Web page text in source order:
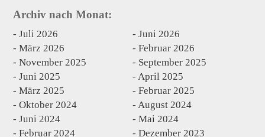
Archiv nach Monat:
Juli 2026
Juni 2026
März 2026
Februar 2026
November 2025
September 2025
Juni 2025
April 2025
März 2025
Februar 2025
Oktober 2024
August 2024
Juni 2024
Mai 2024
Februar 2024
Dezember 2023